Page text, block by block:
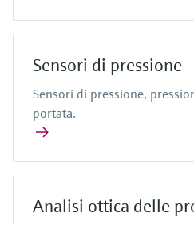
Sensori di pressione
Sensori di pressione,
portata.
Analisi ottica delle